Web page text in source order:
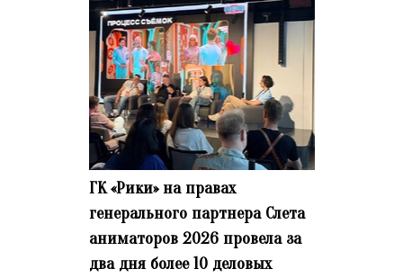
ГК «Рики» на правах
генерального партнера Слета
аниматоров 2026 провела за
два дня более 10 деловых